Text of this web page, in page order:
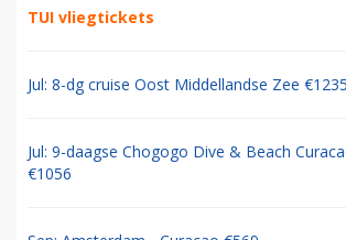
TUI vliegtickets
Jul: 8-dg cruise Oost Middellandse Zee €1235
Jul: 9-daagse Chogogo Dive & Beach
€1056